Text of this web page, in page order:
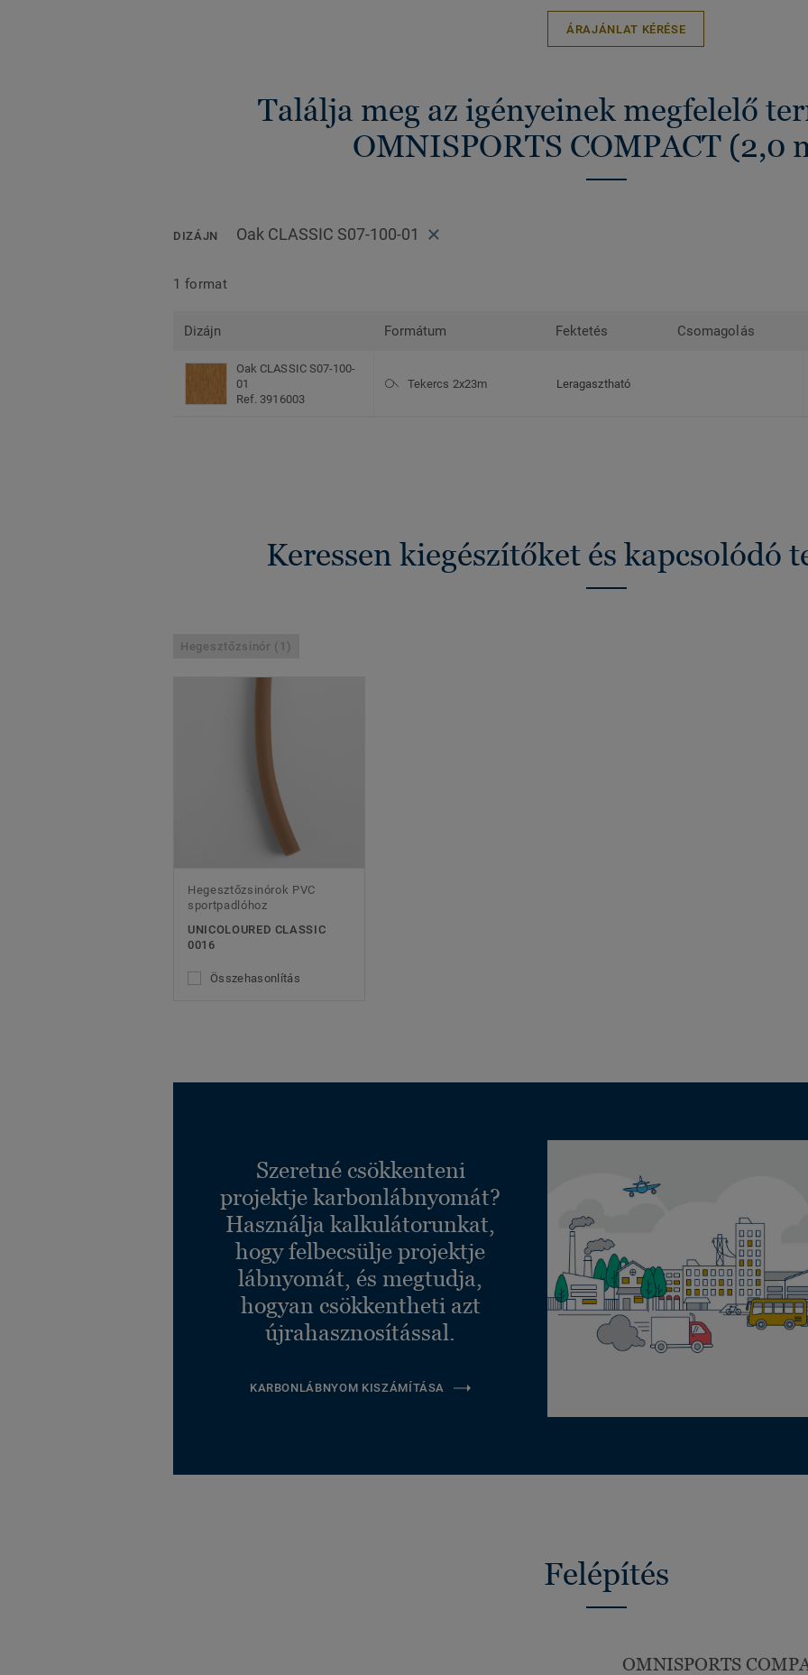
ÁRAJÁNLAT KÉRÉSE
Találja meg az igényeinek megfelelő
OMNISPORTS COMPACT (2,0
DIZÁJN Oak CLASSIC S07-100-01
1 format
Dizájn Formátum Fektetés Csomagolás
Oak CLASSIC S07-100-
01
Ref. 3916003
Tekercs 2x23m Leragasztható
Keressen kiegészítőket és kapcsolódó
Hegesztőzsinór (1)
Hegesztőzsinórok PVC
sportpadlóhoz
UNICOLOURED CLASSIC
0016
Összehasonlítás
Szeretné csökkenteni
projektje karbonlábnyomát?
Használja kalkulátorunkat,
hogy felbecsülje projektje
lábnyomát, és megtudja,
hogyan csökkentheti azt
újrahasznosítással.
KARBONLÁBNYOM KISZÁMÍTÁSA
Felépítés
OMNISPORTS